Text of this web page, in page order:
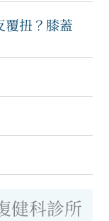
覆扭？膝蓋
健科診所